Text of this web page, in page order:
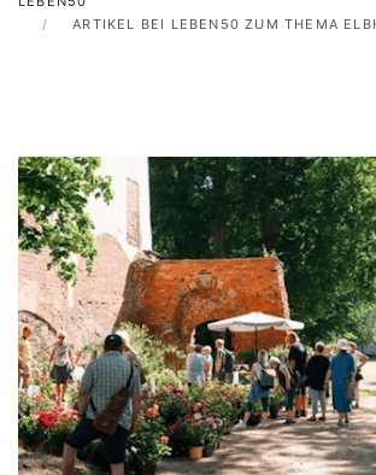
ARTIKEL BEI LEBEN50 ZUM THEMA